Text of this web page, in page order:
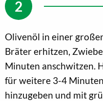
Olivenöl in einer
Bräter erhitzen,
Minuten anschwitzen.
für weitere 3-4
hinzugeben und mit